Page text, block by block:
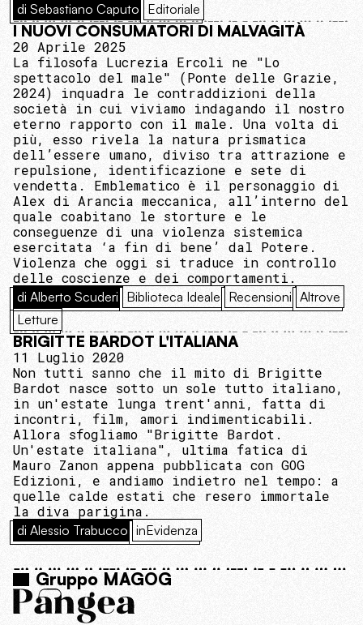
di Sebastiano Caputo Editoriale
I NUOVI CONSUMATORI DI MALVAGITÀ
20 Aprile 2025
La filosofa Lucrezia Ercoli ne "Lo
spettacolo del male" (Ponte delle Grazie,
2024) inquadra le contraddizioni della
società in cui viviamo indagando il nostro
eterno rapporto con il male. Una volta di
più, esso rivela la natura prismatica
dell’essere umano, diviso tra attrazione e
repulsione, identificazione e sete di
vendetta. Emblematico è il personaggio di
Alex di Arancia meccanica, all’interno del
quale coabitano le storture e le
conseguenze di una violenza sistemica
esercitata ‘a fin di bene’ dal Potere.
Violenza che oggi si traduce in controllo
delle coscienze e dei comportamenti.
di Alberto Scuderi Biblioteca Ideale Recensioni Altrove
Letture
BRIGITTE BARDOT L'ITALIANA
11 Luglio 2020
Non tutti sanno che il mito di Brigitte
Bardot nasce sotto un sole tutto italiano,
in un'estate lunga trent'anni, fatta di
incontri, film, amori indimenticabili.
Allora sfogliamo "Brigitte Bardot.
Un'estate italiana", ultima fatica di
Mauro Zanon appena pubblicata con GOG
Edizioni, e andiamo indietro nel tempo: a
quelle calde estati che resero immortale
la diva parigina.
di Alessio Trabucco inEvidenza
Gruppo MAGOG